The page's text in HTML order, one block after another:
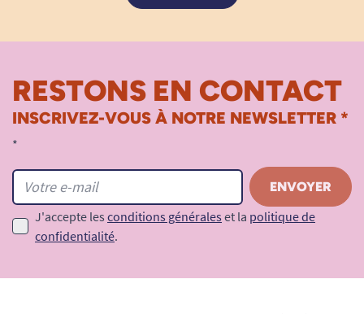
RESTONS EN CONTACT
INSCRIVEZ-VOUS À NOTRE NEWSLETTER *
*
J'accepte les conditions générales et la politique de
confidentialité.